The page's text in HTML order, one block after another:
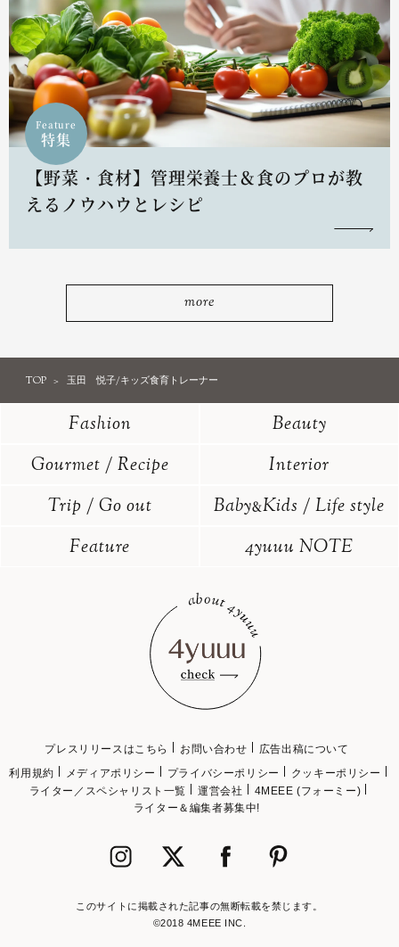
Feature
特集
【野菜・食材】管理栄養士＆食のプロが教
えるノウハウとレシピ
more
TOP 玉田 悦子/キッズ食育トレーナー
Fashion
Beauty
Gourmet / Recipe
Interior
Trip / Go out
Baby&Kids / Life style
Feature
4yuuu NOTE
プレスリリースはこちら お問い合わせ
広告出稿について
利用規約
メディアポリシー プライバシーポリシー
クッキーポリシー
ライター／スペシャリスト一覧
運営会社
4MEEE (フォーミー)
ライター＆編集者募集中!
このサイトに掲載された記事の無断転載を禁じます。
©2018 4MEEE INC.